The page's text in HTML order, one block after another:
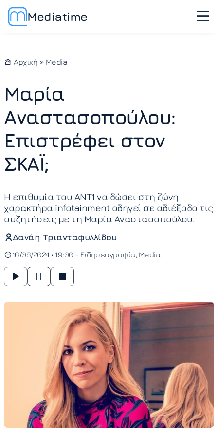
Mediatime
Αρχική » Media
Μαρία
Αναστασοπούλου:
Επιστρέφει στον
ΣΚΑΪ;
Η επιθυμία του ΑΝΤ1 να δώσει στη ζώνη
χαρακτήρα infotainment οδηγεί σε αδιέξοδο τις
συζητήσεις με τη Μαρία Αναστασοπούλου.
Δανάη Τριανταφυλλίδου
16/06/2024 • 19:00 - Ειδησεογραφία Media